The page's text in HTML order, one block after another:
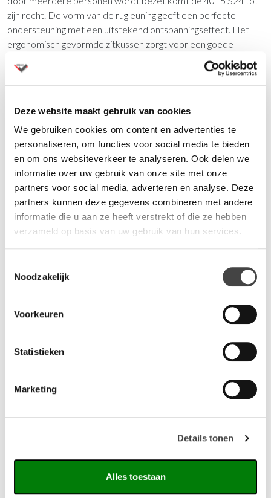
Deze website maakt gebruik van cookies
We gebruiken cookies om content en advertenties te
personaliseren, om functies voor social media te bieden
en om ons websiteverkeer te analyseren. Ook delen we
informatie over uw gebruik van onze site met onze
partners voor social media, adverteren en analyse. Deze
partners kunnen deze gegevens combineren met andere
informatie die u aan ze heeft verstrekt of die ze hebben
verzameld op basis van uw gebruik van hun services.
Noodzakelijk
Voorkeuren
Statistieken
Marketing
Details tonen
Alles toestaan
zijn recht. De vorm van de rugleuning geeft een perfecte
ondersteuning met een uitstekend ontspanningseffect. Het
ergonomisch gevormde zitkussen zorgt voor een goede
doorbloeding in uw benen. Laat u uitgebreid voorlichten door
onze adviseurs, zodat u verzekerd bent dat u de juiste stoel
aanschaft.
Vraag een proefstoel aan
In overleg kunnen we tijdelijk een gratis proefstoel bij u op
locatie plaatsen. Dan kunnen u en uw collega’s de stoel ervaren
tijdens het werken.
Neem hiervoor contact met ons op.
Vragen?
Wij staan u graag te woord via de telefoon.
Gerelateerde producten